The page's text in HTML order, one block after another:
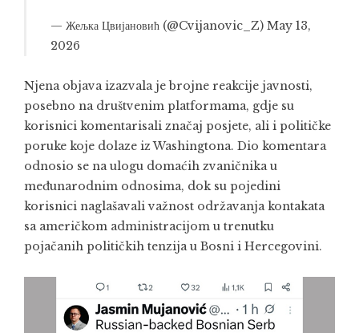
— Жељка Цвијановић (@Cvijanovic_Z) May 13,
2026
Njena objava izazvala je brojne reakcije javnosti,
posebno na društvenim platformama, gdje su
korisnici komentarisali značaj posjete, ali i političke
poruke koje dolaze iz Washingtona. Dio komentara
odnosio se na ulogu domaćih zvaničnika u
međunarodnim odnosima, dok su pojedini
korisnici naglašavali važnost održavanja kontakata
sa američkom administracijom u trenutku
pojačanih političkih tenzija u Bosni i Hercegovini.